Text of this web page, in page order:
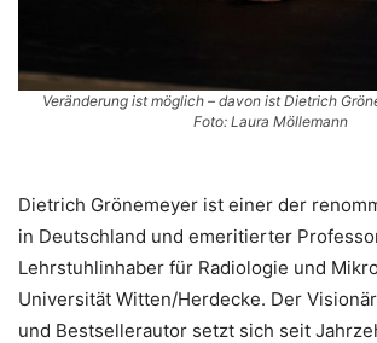
Veränderung ist möglich – davon ist Dietrich
Foto: Laura Möllemann
Dietrich Grönemeyer ist einer der
in Deutschland und emeritierter
Lehrstuhlinhaber für Radiologie und
Universität Witten/Herdecke. Der
und Bestsellerautor setzt sich seit